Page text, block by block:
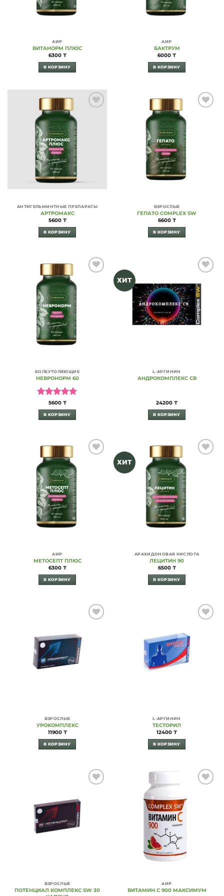
АИР
ВИТАНОРМ ПЛЮС
6300 ₸
В КОРЗИНУ
АИР
БАКТРУМ
6000 ₸
В КОРЗИНУ
Wishlist
АНТИГЕЛЬМИНТНЫЕ ПРЕПАРАТЫ
АРТРОМАКС
5600 ₸
В КОРЗИНУ
Wishlist
ВЗРОСЛЫЕ
ГЕПАТО COMPLEX SW
6600 ₸
В КОРЗИНУ
Wishlist
БОЛЕУТОЛЯЮЩИЕ
НЕВРОНОРМ 60
Оценка
из 5
5600 ₸
В КОРЗИНУ
ХИТ
Wishlist
L-АРГИНИН
АНДРОКОМПЛЕКС СВ
24200 ₸
В КОРЗИНУ
Wishlist
АИР
МЕТОСЕПТ ПЛЮС
6300 ₸
В КОРЗИНУ
ХИТ
Wishlist
АРАХИДОНОВАЯ КИСЛОТА
ЛЕЦИТИН 90
6500 ₸
В КОРЗИНУ
Wishlist
ВЗРОСЛЫЕ
УРОКОМПЛЕКС
11900 ₸
В КОРЗИНУ
Wishlist
L-АРГИНИН
ТЕСТОРИЛ
12400 ₸
В КОРЗИНУ
Wishlist
ВЗРОСЛЫЕ
ПОТЕНЦИАЛ КОМПЛЕКС SW 30
Wishlist
АИР
ВИТАМИН С 900 МАКСИМУМ